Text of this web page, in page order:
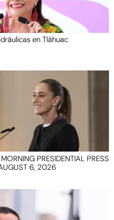
en Tláhuac
PRESIDENTIAL PRESS
6, 2026